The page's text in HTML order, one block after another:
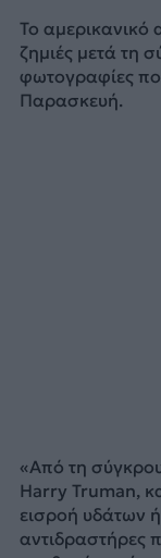
Το αμερικανικό
ζημιές μετά τη
φωτογραφίες
Παρασκευή.
«Από τη
Harry Truman,
εισροή υδάτων
αντιδραστήρες